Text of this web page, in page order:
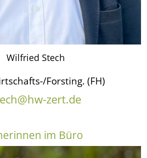
Wilfried Stech
Forsting. (FH)
zert.de
im Büro